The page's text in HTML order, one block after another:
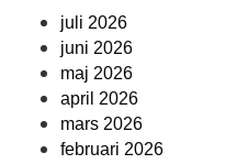
juli 2026
juni 2026
maj 2026
april 2026
mars 2026
februari 2026